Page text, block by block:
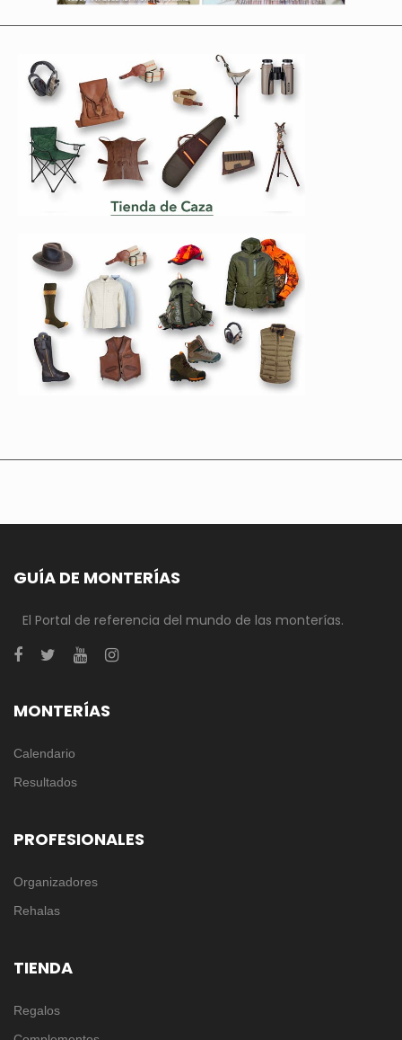
GUÍA DE MONTERÍAS
El Portal de referencia del mundo de las monterías.
MONTERÍAS
Calendario
Resultados
PROFESIONALES
Organizadores
Rehalas
TIENDA
Regalos